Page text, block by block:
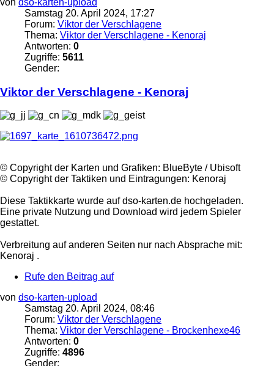
Samstag 20. April 2024, 17:27
Forum: Viktor der Verschlagene
Thema: Viktor der Verschlagene - Kenoraj
Antworten: 0
Zugriffe: 5611
Gender:
ViktorderVerschlagene - Kenoraj
©️ Copyright der Karten und Grafiken: BlueByte / Ubisoft
©️ Copyright der Taktiken und Eintragungen: Kenoraj
Diese Taktikkarte wurde auf dso-karten.de hochgeladen.
Eine private Nutzung und Download wird jedem Spieler
gestattet.
Verbreitung auf anderen Seiten nur nach Absprache mit:
Kenoraj .
Rufe den Beitrag auf
von dso-karten-upload
Samstag 20. April 2024, 08:46
Forum: Viktor der Verschlagene
Thema: Viktor der Verschlagene - Brockenhexe46
Antworten: 0
Zugriffe: 4896
Gender: